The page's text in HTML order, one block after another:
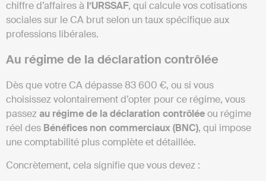
chiffre d’affaires à l’URSSAF, qui calcule vos cotisations
sociales sur le CA brut selon un taux spécifique aux
professions libérales.
Au régime de la déclaration contrôlée
Dès que votre CA dépasse 83 600 €, ou si vous
choisissez volontairement d’opter pour ce régime, vous
passezau régime de la déclaration contrôléeou régime
réel des Bénéfices non commerciaux (BNC), qui impose
une comptabilité plus complète et détaillée.
Concrètement, cela signifie que vous devez :